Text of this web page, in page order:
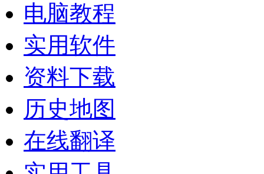
电脑教程
实用软件
资料下载
历史地图
在线翻译